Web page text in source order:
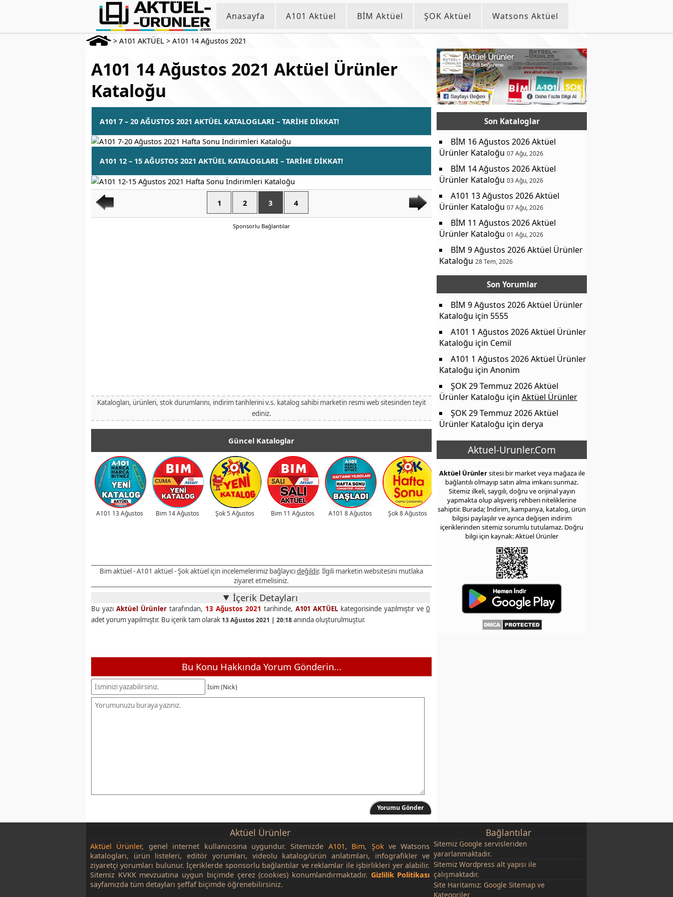
Anasayfa A101 Aktüel BİM Aktüel ŞOK Aktüel Watsons Aktüel
> A101 AKTÜEL > A101 14 Ağustos 2021
A101 14 Ağustos 2021 Aktüel Ürünler
Kataloğu
A101 7 – 20 AĞUSTOS 2021 AKTÜEL KATALOGLARI – TARİHE DİKKAT!
A101 12 – 15 AĞUSTOS 2021 AKTÜEL KATALOGLARI – TARİHE DİKKAT!
1 2 3 4
Sponsorlu Bağlantılar
Katalogları, ürünleri, stok durumlarını, indirim tarihlerini v.s. katalog sahibi marketin resmi web sitesinden teyit
ediniz.
Güncel Kataloglar
A101 13 Ağustos Bim 14 Ağustos Şok 5 Ağustos Bim 11 Ağustos A101 8 Ağustos Şok 8 Ağustos
Bim aktüel - A101 aktüel - Şok aktüel için incelemelerimiz bağlayıcıdeğildir. İlgili marketin websitesini mutlaka
ziyaret etmelisiniz.
İçerik Detayları
Bu yazı Aktüel Ürünlertarafından, 13 Ağustos 2021 tarihinde, A101 AKTÜELkategorisinde yazılmıştır ve 0
adet yorum yapılmıştır. Bu içerik tam olarak 13 Ağustos 2021 | 20:18anında oluşturulmuştur.
Bu Konu Hakkında Yorum Gönderin...
İsim (Nick)
Yorumu Gönder
Son Kataloglar
BİM 16 Ağustos 2026 Aktüel
Ürünler Kataloğu 07 Ağu, 2026
BİM 14 Ağustos 2026 Aktüel
Ürünler Kataloğu 03 Ağu, 2026
A101 13 Ağustos 2026 Aktüel
Ürünler Kataloğu 07 Ağu, 2026
BİM 11 Ağustos 2026 Aktüel
Ürünler Kataloğu 01 Ağu, 2026
BİM 9 Ağustos 2026 Aktüel Ürünler
Kataloğu 28 Tem, 2026
Son Yorumlar
BİM 9 Ağustos 2026 Aktüel Ürünler
Kataloğu için 5555
A101 1 Ağustos 2026 Aktüel Ürünler
Kataloğu için Cemil
A101 1 Ağustos 2026 Aktüel Ürünler
Kataloğu için Anonim
ŞOK 29 Temmuz 2026 Aktüel
Ürünler Kataloğu için Aktüel Ürünler
ŞOK 29 Temmuz 2026 Aktüel
Ürünler Kataloğu için derya
Aktuel-Urunler.Com
Aktüel Ürünlersitesi bir market veya mağaza ile
bağlantılı olmayıp satın alma imkanı sunmaz.
Sitemiz ilkeli, saygılı, doğru ve orijinal yayın
yapmakta olup alışveriş rehberi niteliklerine
sahiptir. Burada; İndirim, kampanya, katalog, ürün
bilgisi paylaşılır ve ayrıca değişen indirim
içeriklerinden sitemiz sorumlu tutulamaz. Doğru
bilgi için kaynak: Aktüel Ürünler
Aktüel Ürünler
Aktüel Ürünler, genel internet kullanıcısına uygundur. Sitemizde A101, Bim, Şokve Watsons
katalogları, ürün listeleri, editör yorumları, videolu katalog/ürün anlatımları, infografikler ve
ziyaretçi yorumları bulunur. İçeriklerde sponsorlu bağlantılar ve reklamlar ile işbirlikleri yer alabilir.
Sitemiz KVKK mevzuatına uygun biçimde çerez (cookies) konumlandırmaktadır. Gizlilik Politikası
sayfamızda tüm detayları şeffaf biçimde öğrenebilirsiniz.
Bağlantılar
Sitemiz Google servisleriden
yararlanmaktadır.
Sitemiz Wordpress alt yapısı ile
çalışmaktadır.
Site Haritamız: Google Sitemap ve
Kategoriler